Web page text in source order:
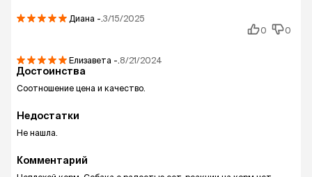
Диана -. 3/15/2025
0
0
Елизавета -. 8/21/2024
Достоинства
Соотношение цена и качество.
Недостатки
Не нашла.
Комментарий